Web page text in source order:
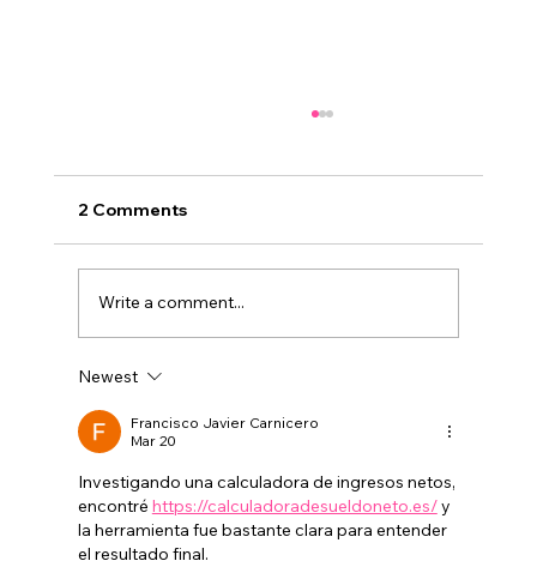
Título universitario vs. adaptabilidad
2 Comments
Write a comment...
Newest
Francisco Javier Carnicero
Mar 20
Investigando una calculadora de ingresos netos,
encontré https://calculadoradesueldoneto.es/ y
la herramienta fue bastante clara para entender
el resultado final.